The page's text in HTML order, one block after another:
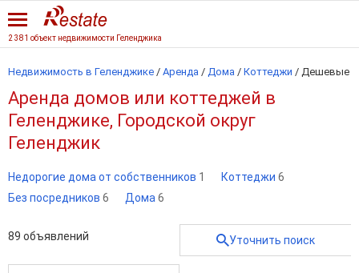
2 381 объект недвижимости Геленджика
Недвижимость в Геленджике / Аренда / Дома / Коттеджи / Дешевые
Аренда домов или коттеджей в
Геленджике, Городской округ
Геленджик
Недорогие дома от собственников 1 Коттеджи 6
Без посредников 6 Дома 6
89 объявлений Уточнить поиск